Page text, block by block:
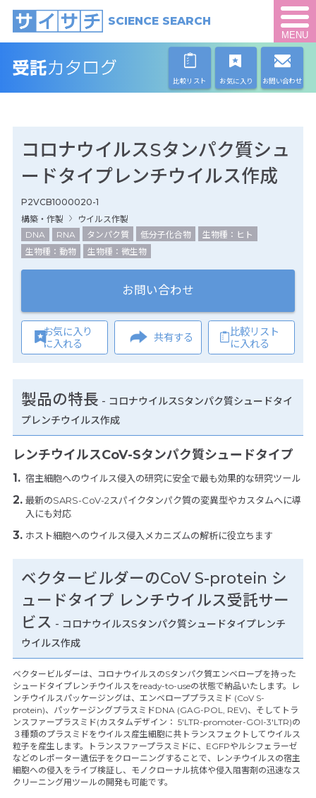
SCIENCE SEARCH
MENU
比較リスト お気に入り お問い合わせ
コロナウイルスSタンパク質シュ
ードタイプレンチウイルス作成
P2VCB1000020-1
構築・作製
ウイルス作製
DNA
RNA タンパク質 低分子化合物
生物種：ヒト
生物種：動物
生物種：微生物
お問い合わせ
お気に入り
に入れる
共有する
比較リスト
に入れる
製品の特長 - コロナウイルスSタンパク質シュードタイ
プレンチウイルス作成
レンチウイルスCoV-Sタンパク質シュードタイプ
宿主細胞へのウイルス侵入の研究に安全で最も効果的な研究ツール
最新のSARS-CoV-2スパイクタンパク質の変異型やカスタムへに導
入にも対応
ホスト細胞へのウイルス侵入メカニズムの解析に役立ちます
ベクタービルダーのCoV S-protein シ
ュードタイプ レンチウイルス受託サー
ビス - コロナウイルスSタンパク質シュードタイプレンチ
ウイルス作成
ベクタービルダーは、コロナウイルスのSタンパク質エンベロープを持った
シュードタイプレンチウイルスをready-to-useの状態で納品いたします。レ
ンチウイルスパッケージングは、エンベローププラスミド (CoV S-
protein)、パッケージングプラスミドDNA (GAG-POL, REV)、そしてトラ
ンスファープラスミド(カスタムデザイン： 5'LTR-promoter-GOI-3'LTR)の
３種類のプラスミドをウイルス産生細胞に共トランスフェクトしてウイルス
粒子を産生します。トランスファープラスミドに、EGFPやルシフェラーゼ
などのレポーター遺伝子をクローニングすることで、レンチウイルスの宿主
細胞への侵入をライブ検証し、モノクローナル抗体や侵入阻害剤の迅速なス
クリーニング用ツールの開発も可能です。